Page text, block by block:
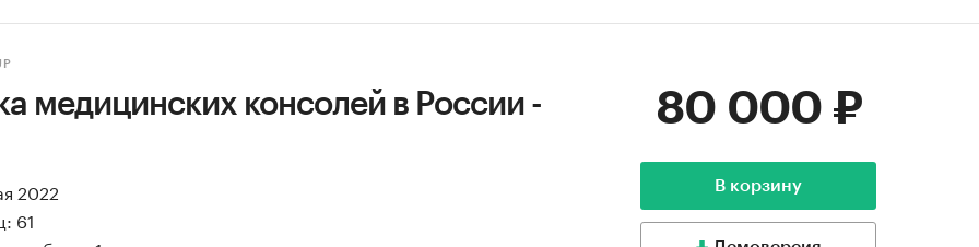
медицинских консолей в России -
2022
61
80 000 ₽
В корзину